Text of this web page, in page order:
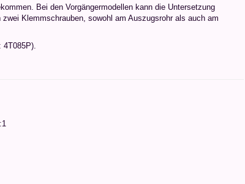
Bei den Vorgängermodellen kann die Untersetzung
Klemmschrauben, sowohl am Auszugsrohr als auch am
4T085P).